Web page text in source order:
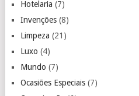
Hotelaria (7)
Invenções(8)
Limpeza (21)
Luxo (4)
Mundo (7)
Ocasiões Especiais(7)